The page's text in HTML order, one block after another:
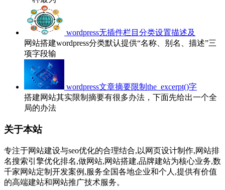
wordpress无插件栏目分类设置描述及
网站搭建wordpress分类默认提供“名称、别名、描述”三
项字段输
wordpress文章摘要限制the_excerpt()字
搭建网站其实限制摘要有很多办法，下面先给出一个全
局的办法
关于本站
专注于网站建设与seo优化的合理结合,以网页设计制作,网站排
名搜索引擎优化排名,做网站,网站搭建,品牌建站为核心业务,数
千家网站定制开发案例,服务全国各地企业和个人,提供有价值
的高端建站和网站推广技术服务。